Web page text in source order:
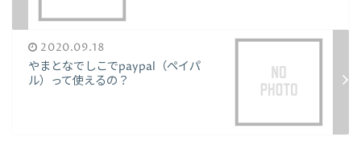
2020.09.18
やまとなでしこでpaypal（ペイパ
ル）って使えるの？